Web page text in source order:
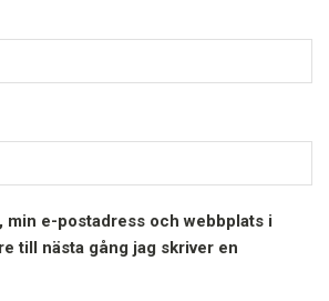
min e-postadress och webbplats i
till nästa gång jag skriver en